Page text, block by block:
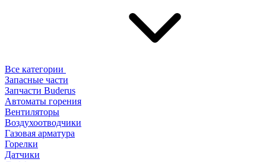
Все категории
Запасные части
Запчасти Buderus
Автоматы горения
Вентиляторы
Воздухоотводчики
Газовая арматура
Горелки
Датчики